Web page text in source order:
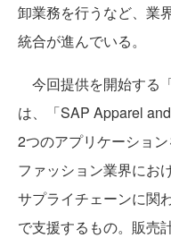
卸業務を行うなど、業
統合が進んでいる。
今回提供を開始する
は、「SAP Apparel
2つのアプリケーション
ファッション業界にお
サプライチェーンに関
で支援するもの。販売